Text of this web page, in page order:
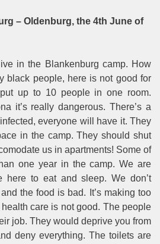
– Oldenburg, the 4th June of
in the Blankenburg camp. How
black people, here is not good for
up to 10 people in one room.
it’s really dangerous. There’s a
everyone will have it. They
in the camp. They should shut
us in apartments! Some of
one year in the camp. We are
here to eat and sleep. We don’t
the food is bad. It’s making too
care is not good. The people
job. They would deprive you from
deny everything. The toilets are